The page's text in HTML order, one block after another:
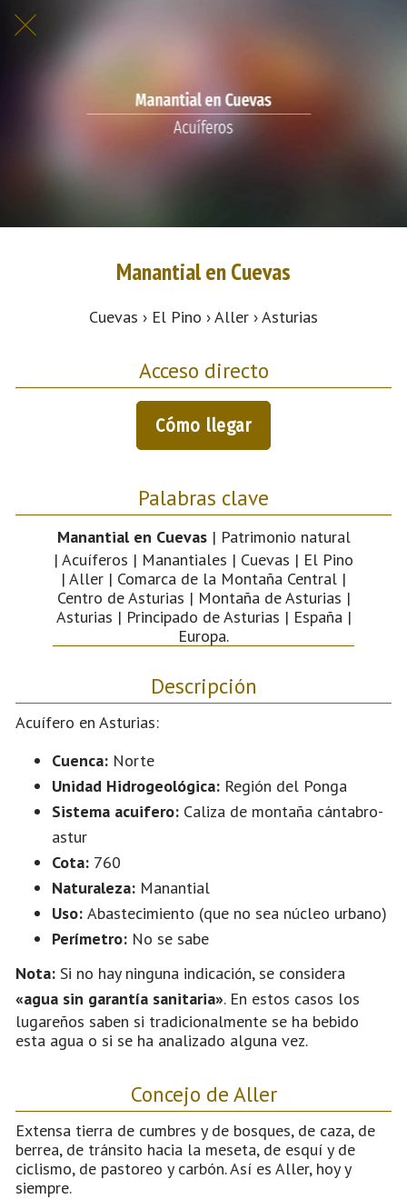
Manantial en Cuevas
Cuevas › El Pino › Aller › Asturias
Acceso directo
Cómo llegar
Palabras clave
Manantial en Cuevas| Patrimonio natural
| Acuíferos | Manantiales | Cuevas | El Pino
| Aller | Comarca de la Montaña Central |
Centro de Asturias | Montaña de Asturias |
Asturias | Principado de Asturias | España |
Europa.
Descripción
Acuífero en Asturias:
Cuenca: Norte
Unidad Hidrogeológica: Región del Ponga
Sistema acuifero: Caliza de montaña cántabro-
astur
Cota: 760
Naturaleza: Manantial
Uso: Abastecimiento (que no sea núcleo urbano)
Perímetro: No se sabe
Nota: Si no hay ninguna indicación, se considera
«agua sin garantía sanitaria». En estos casos los
lugareños saben si tradicionalmente se ha bebido
esta agua o si se ha analizado alguna vez.
Concejo de Aller
Extensa tierra de cumbres y de bosques, de caza, de
berrea, de tránsito hacia la meseta, de esquí y de
ciclismo, de pastoreo y carbón. Así es Aller, hoy y
siempre.